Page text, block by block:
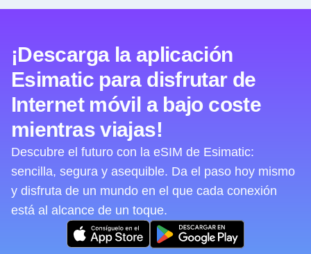
¡Descarga la aplicación
Esimatic para disfrutar de
Internet móvil a bajo coste
mientras viajas!
Descubre el futuro con la eSIM de Esimatic:
sencilla, segura y asequible. Da el paso hoy mismo
y disfruta de un mundo en el que cada conexión
está al alcance de un toque.